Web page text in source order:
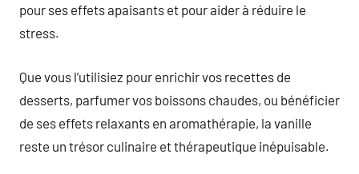
pour ses effets apaisants et pour aider à réduire le
stress.
Que vous l’utilisiez pour enrichir vos recettes de
desserts, parfumer vos boissons chaudes, ou bénéficier
de ses effets relaxants en aromathérapie, la vanille
reste un trésor culinaire et thérapeutique inépuisable.